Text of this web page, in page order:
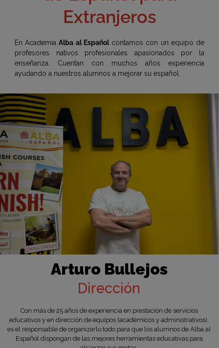
Extranjeros
En AcademiaAlba al Españolcontamos con un equipo de
profesores nativos profesionales apasionados por la
enseñanza. Cuentan con muchos años experiencia
ayudando a nuestros alumnos a mejorar su español.
Dirección
Arturo Bullejos
Con más de 25 años de experiencia en prestación de servicios
educativos y en dirección de equipos (académicos y administrativos),
es el responsable de organizarlo todo para que los alumnos de Alba al
Español dispongan de las mejores herramientas educativas para